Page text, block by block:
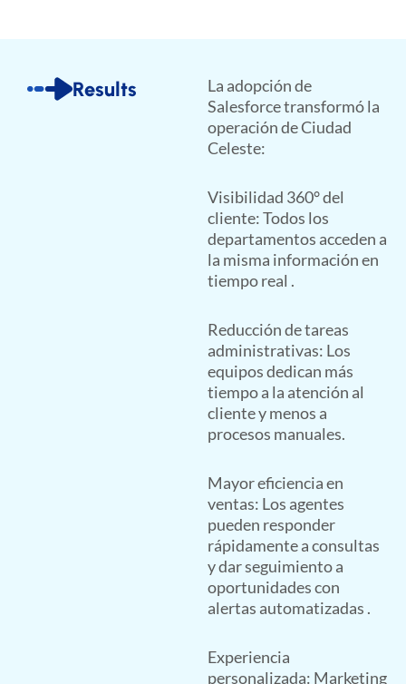
Results
La adopción de
Salesforce transformó la
operación de Ciudad
Celeste:
Visibilidad 360° del
cliente: Todos los
departamentos acceden a
la misma información en
tiempo real .
Reducción de tareas
administrativas: Los
equipos dedican más
tiempo a la atención al
cliente y menos a
procesos manuales.
Mayor eficiencia en
ventas: Los agentes
pueden responder
rápidamente a consultas
y dar seguimiento a
oportunidades con
alertas automatizadas .
Experiencia
personalizada: Marketing